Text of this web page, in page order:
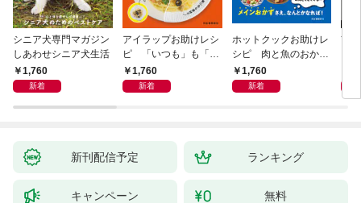
シニア犬専門マガジン
しあわせシニア犬生活
1,760
新着
アイラップお助けレシ
ピ 「いつも」も「も
しも」もおいしい！
1,760
新着
ホットクックお助けレ
シピ 肉と魚のおか
ず 少ない材料＆調味
料で、あとはスイッチ
1,760
新着
首
リ
昇
新刊配信予定 ランキング
キャンペーン 無料